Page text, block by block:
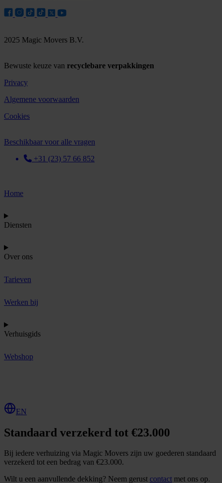
2025 Magic Movers B.V.
Bewuste keuze van recyclebare verpakkingen
Privacy
Algemene voorwaarden
Cookies
Beschikbaar voor alle vragen
+31 (23) 57 66 852
Home
Diensten
Over ons
Tarieven
Werken bij
Verhuisgids
Webshop
EN
Standaard verzekerd tot €23.000
Bij iedere verhuizing via Magic Movers zijn uw goederen standaard
verzekerd tot een bedrag van €23.000.
Wilt u een aanvullende dekking? Neem gerust contact met ons op.